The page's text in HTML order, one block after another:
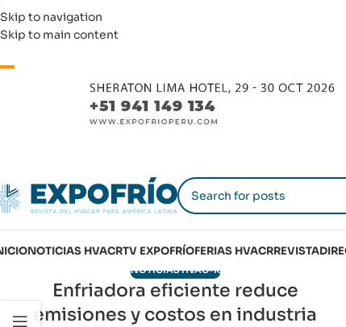
Skip to navigation
Skip to main content
NOTICIAS HVACRTV EXPOFRÍOFERIAS HVACRREVISTA
NOTICIAS HVAC-R
Enfriadora eficiente reduce
emisiones y costos en industria